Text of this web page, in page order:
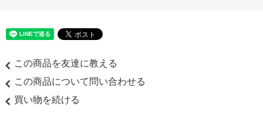
この商品を友達に教える
この商品について問い合わせる
買い物を続ける